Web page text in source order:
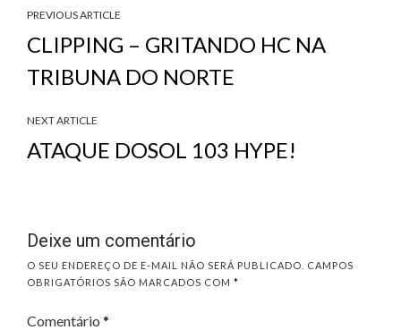
PREVIOUS ARTICLE
CLIPPING – GRITANDO HC NA
TRIBUNA DO NORTE
NEXT ARTICLE
ATAQUE DOSOL 103 HYPE!
Deixe um comentário
O SEU ENDEREÇO DE E-MAIL NÃO SERÁ PUBLICADO.
CAMPOS
OBRIGATÓRIOS SÃO MARCADOS COM *
Comentário *